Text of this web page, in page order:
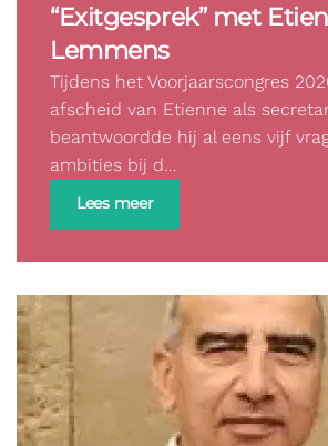
“Exitgesprek” met
Lemmens
Tijdens het Voorjaarscongres
afscheid van Etienne als
beantwoordde hij al eens vijf
ambities bij d…
Lees meer